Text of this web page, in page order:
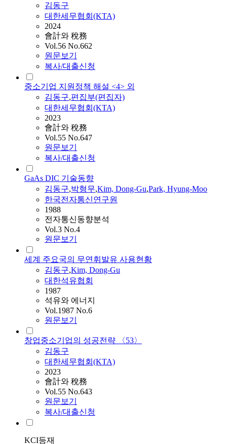
김동구
대한세무협회(KTA)
2024
會計와 稅務
Vol.56 No.662
원문보기
복사/대출신청
중소기업 지원정책 해설 <4> 외
김동구,편집부(편집자)
대한세무협회(KTA)
2023
會計와 稅務
Vol.55 No.647
원문보기
복사/대출신청
GaAs DIC 기술동향
김동구,박형무,Kim, Dong-Gu,Park, Hyung-Moo
한국전자통신연구원
1988
전자통신동향분석
Vol.3 No.4
원문보기
세계 주요국의 무연휘발유 사용현황
김동구,Kim, Dong-Gu
대한석유협회
1987
석유와 에너지
Vol.1987 No.6
원문보기
창업중소기업의 성공전략 〈53〉
김동구
대한세무협회(KTA)
2023
會計와 稅務
Vol.55 No.643
원문보기
복사/대출신청
KCI등재